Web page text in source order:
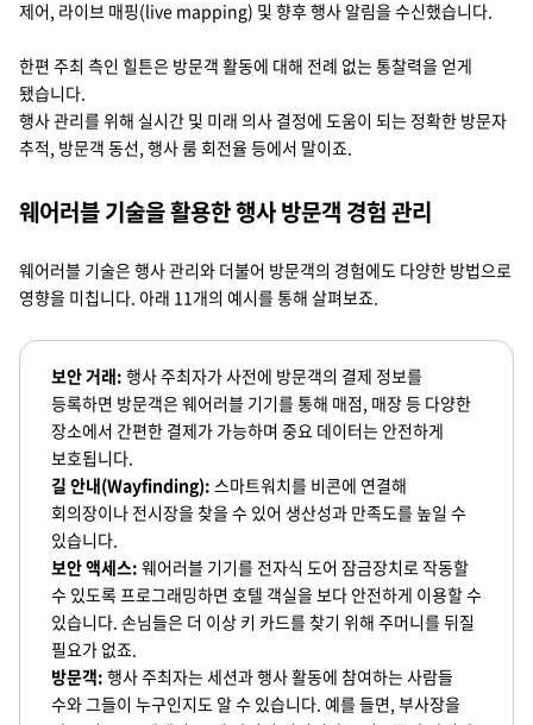
제어, 라이브 매핑(live mapping) 및 향후 행사 알림을 수신했습니다.
한편 주최 측인 힐튼은 방문객 활동에 대해 전례 없는 통찰력을 얻게
됐습니다.
행사 관리를 위해 실시간 및 미래 의사 결정에 도움이 되는 정확한 방문자
추적, 방문객 동선, 행사 룸 회전율 등에서 말이죠.
웨어러블 기술을 활용한 행사 방문객 경험 관리
웨어러블 기술은 행사 관리와 더불어 방문객의 경험에도 다양한 방법으로
영향을 미칩니다. 아래 11개의 예시를 통해 살펴보죠.
보안 거래: 행사 주최자가 사전에 방문객의 결제 정보를
등록하면 방문객은 웨어러블 기기를 통해 매점, 매장 등 다양한
장소에서 간편한 결제가 가능하며 중요 데이터는 안전하게
보호됩니다.
길 안내(Wayfinding): 스마트워치를 비콘에 연결해
회의장이나 전시장을 찾을 수 있어 생산성과 만족도를 높일 수
있습니다.
보안 액세스: 웨어러블 기기를 전자식 도어 잠금장치로 작동할
수 있도록 프로그래밍하면 호텔 객실을 보다 안전하게 이용할 수
있습니다. 손님들은 더 이상 키 카드를 찾기 위해 주머니를 뒤질
필요가 없죠.
방문객: 행사 주최자는 세션과 행사 활동에 참여하는 사람들
수와 그들이 누구인지도 알 수 있습니다. 예를 들면, 부사장을